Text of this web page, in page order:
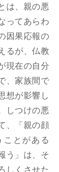
は、親の悪
ってあらわ
因果応報の
るが、仏教
現在の自分
、家族間で
想が影響し
しつけの悪
、「親の顔
とがある
う」は、そ